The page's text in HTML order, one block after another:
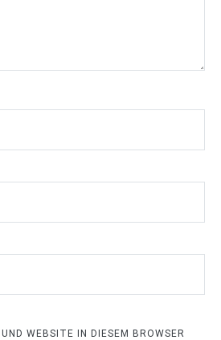
WEBSITE IN DIESEM BROWSER